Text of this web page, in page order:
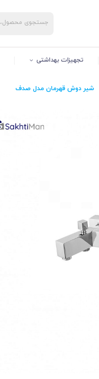
تجهیزات بهداشتی
شیر دوش قهرمان مدل صدف